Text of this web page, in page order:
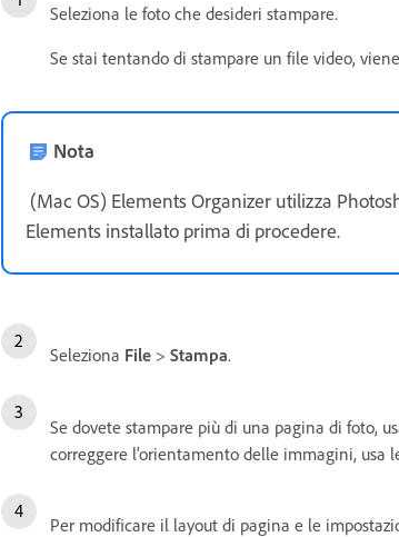
Seleziona le foto che desideri stampare.
Se stai tentando di stampare un file video,
Nota
(Mac OS) Elements Organizer utilizza
Elements installato prima di procedere.
Seleziona File > Stampa.
Se dovete stampare più di una pagina di foto,
correggere l'orientamento delle immagini, usa
Per modificare il layout di pagina e le